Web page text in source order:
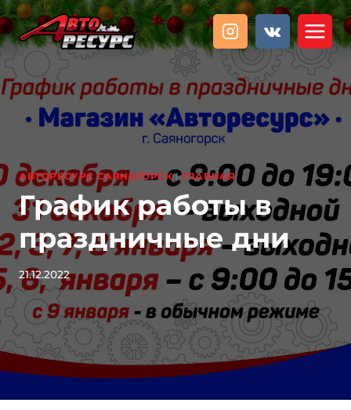
Перейти
к
содержанию
АВТОРЕСУРС САЯНОГОРСК|ГЛАВНАЯ
График работы в
праздничные дни
21.12.2022